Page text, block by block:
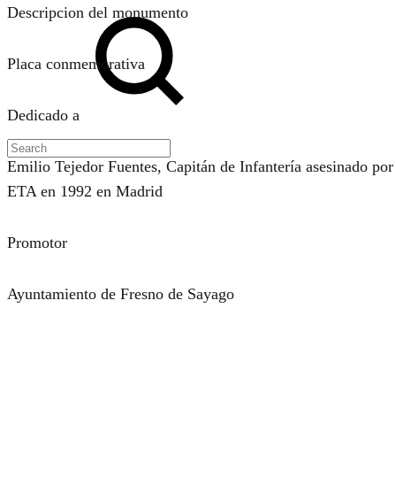
Search
Descripcion del monumento
Placa conmemorativa
Dedicado a
Emilio Tejedor Fuentes, Capitán de Infantería asesinado por
ETA en 1992 en Madrid
Promotor
Ayuntamiento de Fresno de Sayago